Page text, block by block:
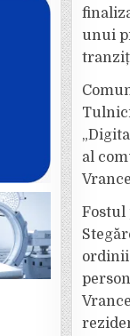
unui
al
Fostul
ordinii